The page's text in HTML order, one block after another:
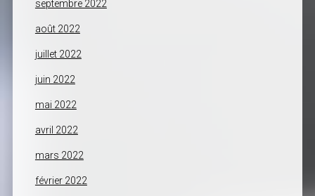
septembre 2022
août 2022
juillet 2022
juin 2022
mai 2022
avril 2022
mars 2022
février 2022